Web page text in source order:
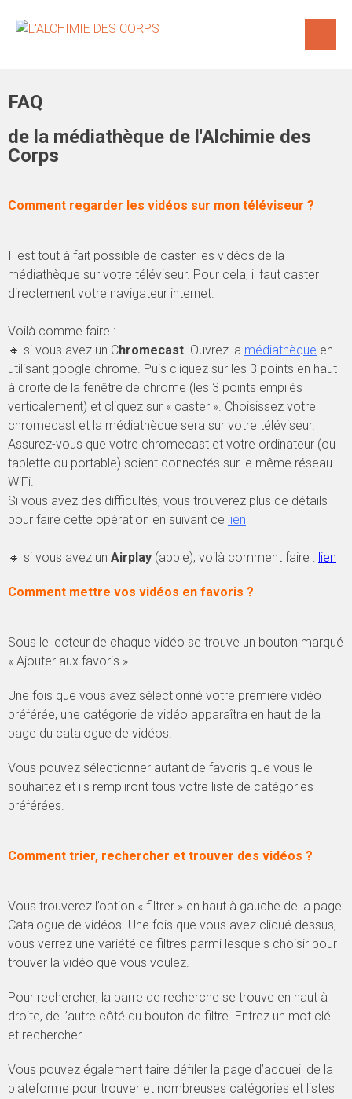
FAQ
de la médiathèque de l'Alchimie des
Corps
Comment regarder les vidéos sur mon téléviseur ?
Il est tout à fait possible de caster les vidéos de la
médiathèque sur votre téléviseur. Pour cela, il faut caster
directement votre navigateur internet.
Voilà comme faire :
🔸 si vous avez un Chromecast. Ouvrez la médiathèque en
utilisant google chrome. Puis cliquez sur les 3 points en haut
à droite de la fenêtre de chrome (les 3 points empilés
verticalement) et cliquez sur « caster ». Choisissez votre
chromecast et la médiathèque sera sur votre téléviseur.
Assurez-vous que votre chromecast et votre ordinateur (ou
tablette ou portable) soient connectés sur le même réseau
WiFi.
Si vous avez des difficultés, vous trouverez plus de détails
pour faire cette opération en suivant ce lien
🔸 si vous avez un Airplay (apple), voilà comment faire : lien
Comment mettre vos vidéos en favoris ?
Sous le lecteur de chaque vidéo se trouve un bouton marqué
« Ajouter aux favoris ».
Une fois que vous avez sélectionné votre première vidéo
préférée, une catégorie de vidéo apparaîtra en haut de la
page du catalogue de vidéos.
Vous pouvez sélectionner autant de favoris que vous le
souhaitez et ils rempliront tous votre liste de catégories
préférées.
Comment trier, rechercher et trouver des vidéos ?
Vous trouverez l’option « filtrer » en haut à gauche de la page
Catalogue de vidéos. Une fois que vous avez cliqué dessus,
vous verrez une variété de filtres parmi lesquels choisir pour
trouver la vidéo que vous voulez.
Pour rechercher, la barre de recherche se trouve en haut à
droite, de l’autre côté du bouton de filtre. Entrez un mot clé
et rechercher.
Vous pouvez également faire défiler la page d’accueil de la
plateforme pour trouver et nombreuses catégories et listes